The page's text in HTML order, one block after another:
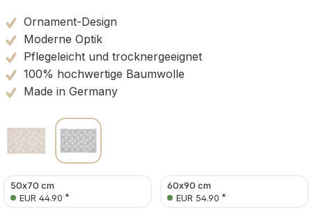
Ornament-Design
Moderne Optik
Pflegeleicht und trocknergeeignet
100% hochwertige Baumwolle
Made in Germany
50x70 cm
EUR 44.90 *
60x90 cm
EUR 54.90 *